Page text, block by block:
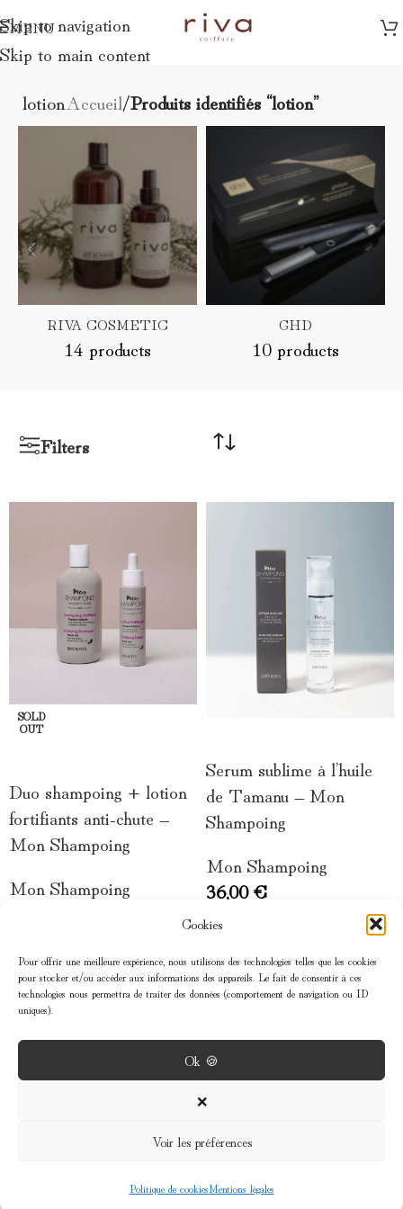
Cookies
Pour offrir une meilleure expérience, nous utilisons des technologies telles que les cookies
pour stocker et/ou accéder aux informations des appareils. Le fait de consentir à ces
technologies nous permettra de traiter des données (comportement de navigation ou ID
uniques).
Ok 🍪
❌
Voir les préférences
Politique de cookiesMentions légales
Skip to navigation
Skip to main content
MENU
lotionAccueil/Produits identifiés “lotion”
RIVA COSMETIC
14 products
GHD
10 products
Filters
SOLD
OUT
Duo shampoing + lotion
fortifiants anti-chute –
Mon Shampoing
Mon Shampoing
Serum sublime à l’huile
de Tamanu – Mon
Shampoing
Mon Shampoing
36,00€